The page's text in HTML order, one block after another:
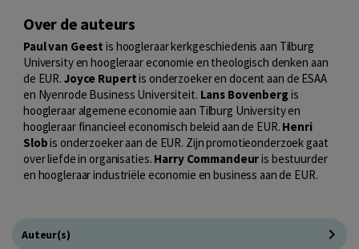
Over de auteurs
Paul van Geest is hoogleraar kerkgeschiedenis aan Tilburg
University en hoogleraar economie en theologisch denken aan
de EUR. Joyce Rupertis onderzoeker en docent aan de ESAA
en Nyenrode Business Universiteit. Lans Bovenbergis
hoogleraar algemene economie aan Tilburg University en
hoogleraar financieel economisch beleid aan de EUR. Henri
Slobis onderzoeker aan de EUR. Zijn promotieonderzoek gaat
over liefde in organisaties. Harry Commandeuris bestuurder
en hoogleraar industriële economie en business aan de EUR.
Auteur(s)